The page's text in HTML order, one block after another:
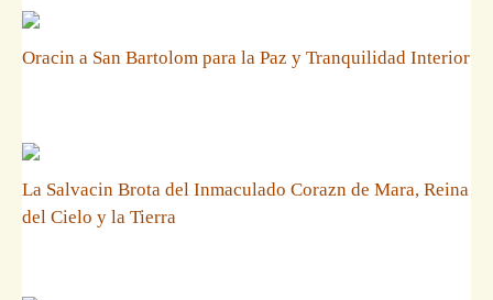
Oracin a San Bartolom para la Paz y Tranquilidad Interior
La Salvacin Brota del Inmaculado Corazn de Mara, Reina
del Cielo y la Tierra